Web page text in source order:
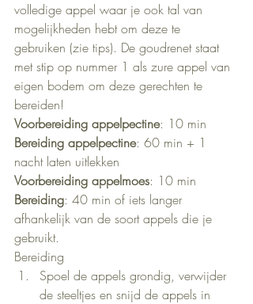
volledige appel waar je ook tal van
mogelijkheden hebt om deze te
gebruiken (zie tips). De goudrenet staat
met stip op nummer 1 als zure appel van
eigen bodem om deze gerechten te
bereiden!
Voorbereiding appelpectine: 10 min
Bereiding appelpectine: 60 min + 1
nacht laten uitlekken
Voorbereiding appelmoes: 10 min
Bereiding: 40 min of iets langer
afhankelijk van de soort appels die je
gebruikt.
Bereiding
Spoel de appels grondig, verwijder
de steeltjes en snijd de appels in